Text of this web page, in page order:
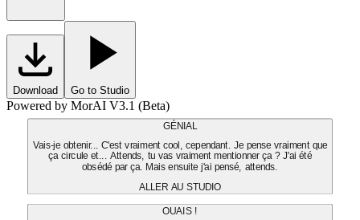
Download Go to Studio
Powered by MorAI V3.1 (Beta)
GÉNIAL
Vais-je obtenir... C'est vraiment cool, cependant. Je pense vraiment que
ça circule et... Attends, tu vas vraiment mentionner ça ? J'ai été
obsédé par ça. Mais ensuite j'ai pensé, attends.
ALLER AU STUDIO
OUAIS !